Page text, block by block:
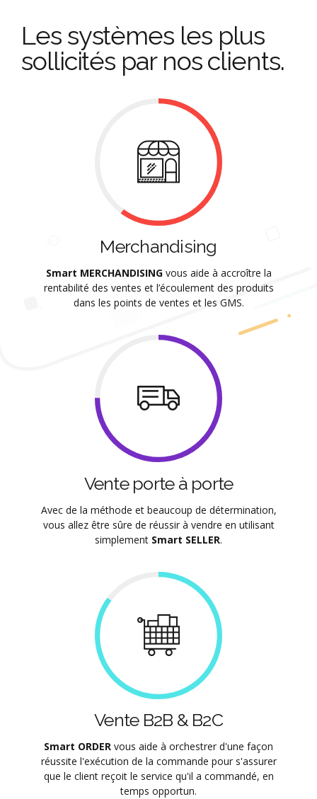
Les systèmes les plus
sollicités par nos clients.
Merchandising
Smart MERCHANDISINGvous aide à accroître la
rentabilité des ventes et l’écoulement des produits
dans les points de ventes et les GMS.
Vente porte à porte
Avec de la méthode et beaucoup de détermination,
vous allez être sûre de réussir à vendre en utilisant
simplement Smart SELLER.
Vente B2B & B2C
Smart ORDER vous aide à orchestrer d'une façon
réussite l'exécution de la commande pour s'assurer
que le client reçoit le service qu'il a commandé, en
temps opportun.